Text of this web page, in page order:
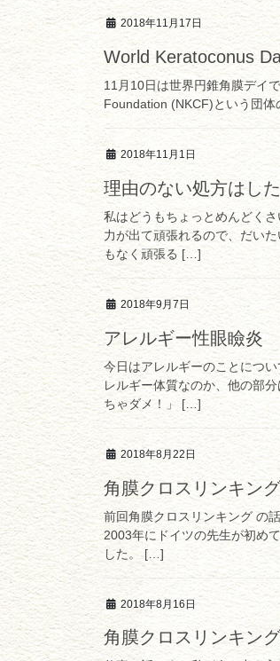
2018年11月17日
World Keratoconus
11月10日は世界円錐角膜デイ
Foundation (NKCF)という団
2018年11月1日
理由のない処方はし
私はどうもちょっとめんどく
力が出て頑張れるので、だい
もなく頑張る […]
2018年9月7日
アレルギー性眼瞼炎
今日はアレルギーのことにつ
レルギー体質なのか、他の部
ちゃダメ！」 […]
2018年8月22日
角膜クロスリンキン
前回角膜クロスリンキング の
2003年にドイツの先生が初め
した。 […]
2018年8月16日
角膜クロスリンキン